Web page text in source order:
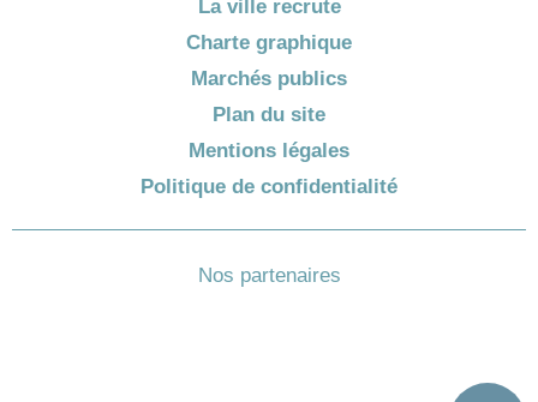
La ville recrute
Charte graphique
Marchés publics
Plan du site
Mentions légales
Politique de confidentialité
Nos partenaires